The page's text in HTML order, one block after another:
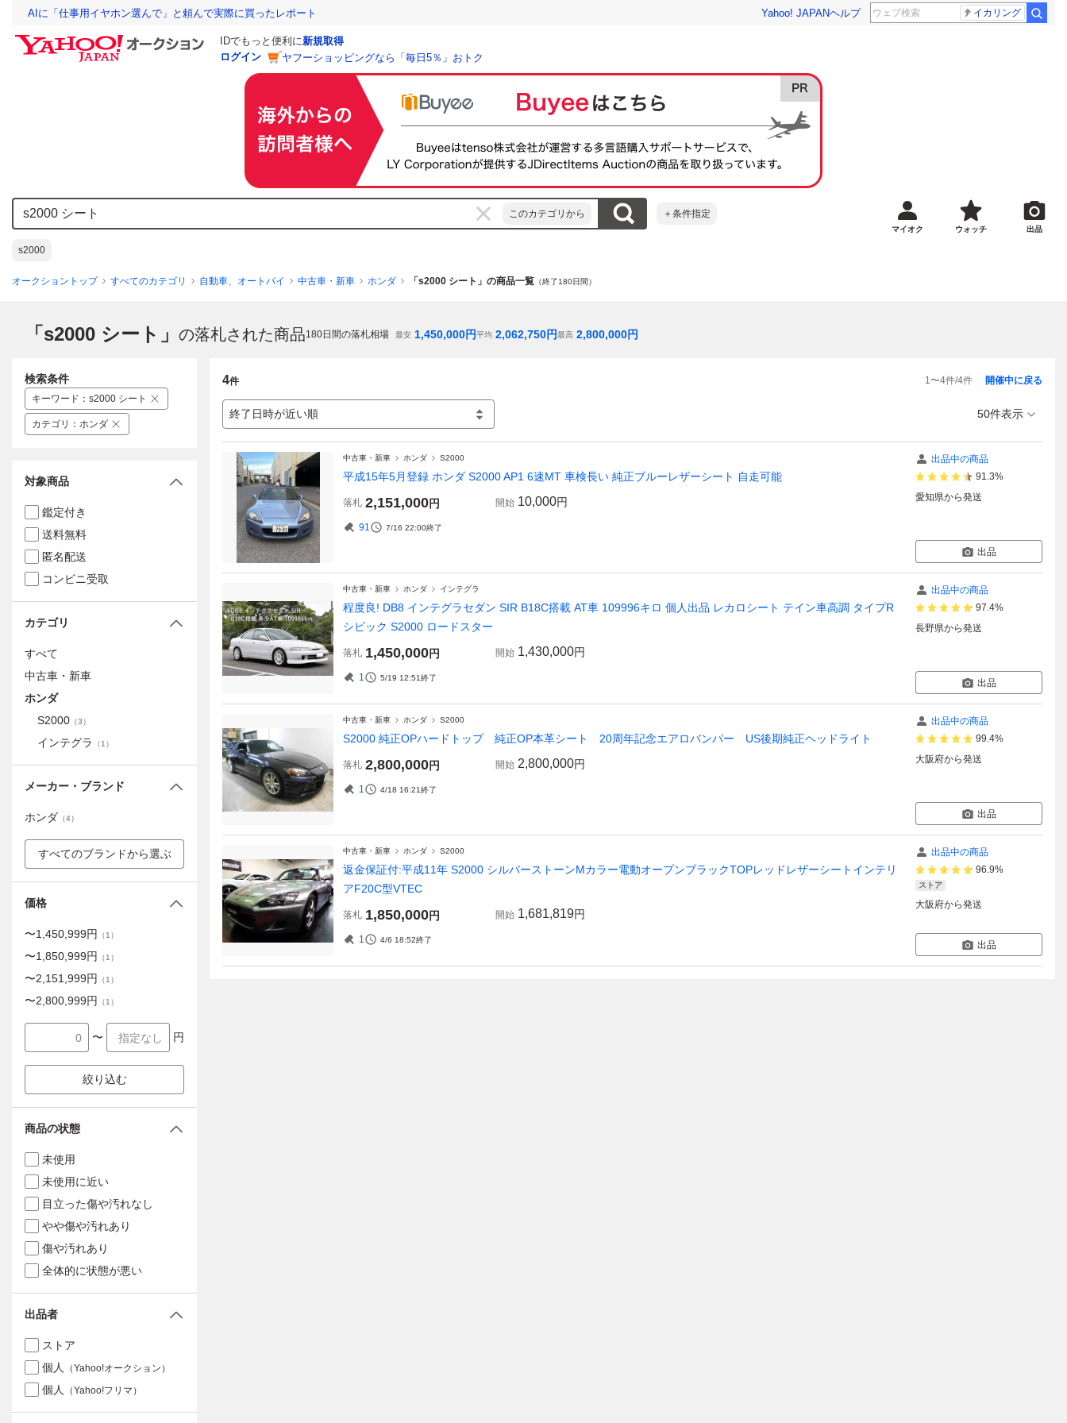
AIに「仕事用イヤホン選んで」と頼んで実際に買ったレポート Yahoo! JAPANヘルプ イカリング
IDでもっと便利に新規取得
ログイン
ヤフーショッピングなら「毎日5％」おトク
このカテゴリから ＋条件指定
s2000
マイオク ウォッチ 出品
オークショントップ すべてのカテゴリ 自動車、オートバイ 中古車・新車 ホンダ 「s2000 シート」の商品一覧 （終了180日間）
「s2000 シート」 の落札された商品180日間の落札相場 最安 1,450,000円平均 2,062,750円最高 2,800,000円
4件 1〜4件/4件
終了日時が近い順
開催中に戻る
50件表示
中古車・新車 ホンダ S2000
平成15年5月登録 ホンダ S2000 AP1 6速MT 車検長い 純正ブルーレザーシート 自走可能
落札 2,151,000円 開始 10,000円
91 7/16 22:00終了
出品中の商品
91.3%
愛知県から発送
出品
中古車・新車 ホンダ インテグラ
程度良! DB8 インテグラセダン SIR B18C搭載 AT車 109996キロ 個人出品 レカロシート テイン車高調 タイプR
シビック S2000 ロードスター
落札 1,450,000円 開始 1,430,000円
1 5/19 12:51終了
出品中の商品
97.4%
長野県から発送
出品
中古車・新車 ホンダ S2000
S2000 純正OPハードトップ 純正OP本革シート 20周年記念エアロバンパー US後期純正ヘッドライト
落札 2,800,000円 開始 2,800,000円
1 4/18 16:21終了
出品中の商品
99.4%
大阪府から発送
出品
中古車・新車 ホンダ S2000
返金保証付:平成11年 S2000 シルバーストーンMカラー電動オープンブラックTOPレッドレザーシートインテリ
アF20C型VTEC
落札 1,850,000円 開始 1,681,819円
1 4/6 18:52終了
出品中の商品
96.9%
ストア
大阪府から発送
出品
検索条件
キーワード ： s2000 シート
カテゴリ ： ホンダ
対象商品
鑑定付き
送料無料
匿名配送
コンビニ受取
カテゴリ
すべて
中古車・新車
ホンダ
S2000 （3）
インテグラ （1 ）
メーカー・ブランド
ホンダ （4）
すべてのブランドから選ぶ
価格
〜1,450,999円 （1 ）
〜1,850,999円 （1 ）
〜2,151,999円 （1 ）
〜2,800,999円 （1 ）
〜 円
絞り込む
商品の状態
未使用
未使用に近い
目立った傷や汚れなし
やや傷や汚れあり
傷や汚れあり
全体的に状態が悪い
出品者
ストア
個人
（Yahoo!オークション）
個人 （Yahoo!フリマ）